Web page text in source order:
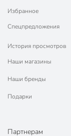
Назначение
Избранное
Спецпредложения
История просмотров
Наши магазины
Наши бренды
Подарки
Партнерам